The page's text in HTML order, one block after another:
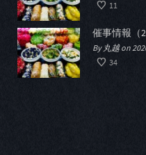
11
催事情報（
By 丸越 on
34